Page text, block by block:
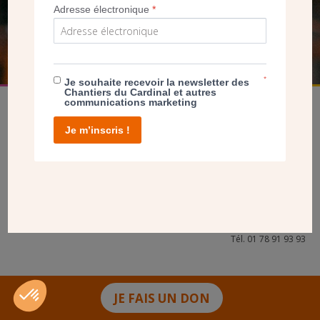
JE FAIS UN DON
FAIRE UN DON
Tél. 01 78 91 93 93
Adresse électronique*
Je souhaite recevoir la newsletter des
Chantiers du Cardinal et autres
communications marketing
*
Je m’inscris !